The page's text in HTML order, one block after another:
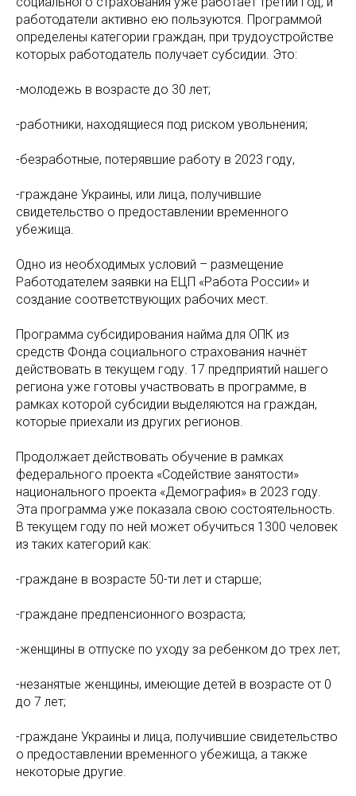
работодатели активно ею пользуются. Программой
определены категории граждан, при трудоустройстве
которых работодатель получает субсидии. Это:
-молодежь в возрасте до 30 лет;
-работники, находящиеся под риском увольнения;
-безработные, потерявшие работу в 2023 году,
-граждане Украины, или лица, получившие
свидетельство о предоставлении временного
убежища.
Одно из необходимых условий – размещение
Работодателем заявки на ЕЦП «Работа России» и
создание соответствующих рабочих мест.
Программа субсидирования найма для ОПК из
средств Фонда социального страхования начнёт
действовать в текущем году. 17 предприятий нашего
региона уже готовы участвовать в программе, в
рамках которой субсидии выделяются на граждан,
которые приехали из других регионов.
Продолжает действовать обучение в рамках
федерального проекта «Содействие занятости»
национального проекта «Демография» в 2023 году.
Эта программа уже показала свою состоятельность.
В текущем году по ней может обучиться 1300 человек
из таких категорий как:
-граждане в возрасте 50-ти лет и старше;
-граждане предпенсионного возраста;
-женщины в отпуске по уходу за ребенком до трех лет;
-незанятые женщины, имеющие детей в возрасте от 0
до 7 лет;
-граждане Украины и лица, получившие свидетельство
о предоставлении временного убежища, а также
некоторые другие.